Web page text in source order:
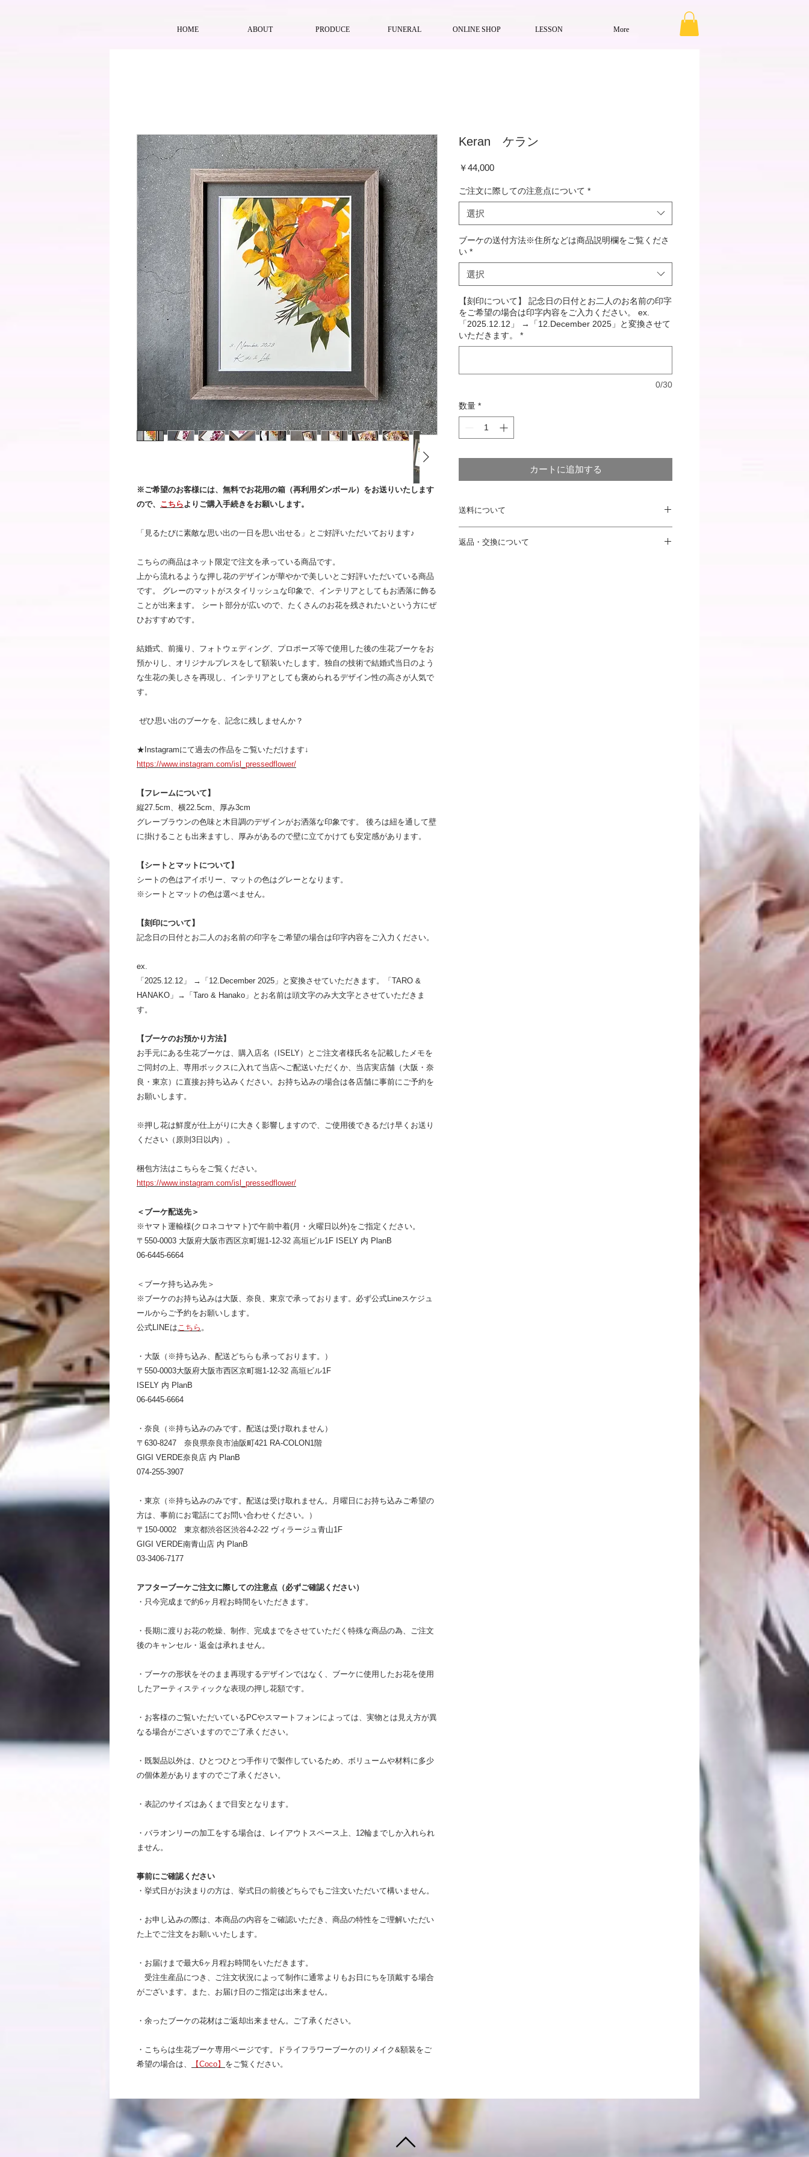
HOME ABOUT PRODUCE FUNERAL ONLINE SHOP LESSON More
​※ご希望のお客様には、無料でお花用の箱（再利用ダンボール）をお送りいたします
ので、 こちら よりご購入手続きをお願いします。
「見るたびに素敵な思い出の一日を思い出せる」とご好評いただいております♪
こちらの商品はネット限定で注文を承っている商品です。
上から流れるような押し花のデザインが華やかで美しいとご好評いただいている商品
です。 グレーのマットがスタイリッシュな印象で、インテリアとしてもお洒落に飾る
ことが出来ます。 シート部分が広いので、たくさんのお花を残されたいという方にぜ
ひおすすめです。
結婚式、前撮り、フォトウェディング、プロポーズ等で使用した後の生花ブーケをお
預かりし、オリジナルプレスをして額装いたします。独自の技術で結婚式当日のよう
な生花の美しさを再現し、インテリアとしても褒められるデザイン性の高さが人気で
す。
ぜひ思い出のブーケを、記念に残しませんか？
★Instagramにて過去の作品をご覧いただけます↓
https://www.instagram.com/isl_pressedflower/
【フレームについて】
縦27.5cm、横22.5cm、厚み3cm
グレーブラウンの色味と木目調のデザインがお洒落な印象です。 後ろは紐を通して壁
に掛けることも出来ますし、厚みがあるので壁に立てかけても安定感があります。
【シートとマットについて】
シートの色はアイボリー、マットの色はグレーとなります。
※シートとマットの色は選べません。
【刻印について】
記念日の日付とお二人のお名前の印字をご希望の場合は印字内容をご入力ください。
ex.
「2025.12.12」 →「12.December 2025」と変換させていただきます。「TARO &
HANAKO」→「Taro & Hanako」とお名前は頭文字のみ大文字とさせていただきま
す。
【ブーケのお預かり方法】
お手元にある生花ブーケは、購入店名（ISELY）とご注文者様氏名を記載したメモを
ご同封の上、専用ボックスに入れて当店へご配送いただくか、当店実店舗（大阪・奈
良・東京）に直接お持ち込みください。お持ち込みの場合は各店舗に事前にご予約を
お願いします。
※押し花は鮮度が仕上がりに大きく影響しますので、ご使用後できるだけ早くお送り
ください（原則3日以内）。
梱包方法はこちらをご覧ください。
https://www.instagram.com/isl_pressedflower/
＜ブーケ配送先＞
※ヤマト運輸様(クロネコヤマト)で午前中着(月・火曜日以外)をご指定ください。
〒550-0003 大阪府大阪市西区京町堀1-12-32 高垣ビル1F ISELY 内 PlanB
06-6445-6664
＜ブーケ持ち込み先＞
※ブーケのお持ち込みは大阪、奈良、東京で承っております。必ず公式Lineスケジュ
ールからご予約をお願いします。
公式LINEは こちら 。
・大阪（※持ち込み、配送どちらも承っております。）
〒550-0003大阪府大阪市西区京町堀1-12-32 高垣ビル1F
ISELY 内 PlanB
06-6445-6664
・奈良（※持ち込みのみです。配送は受け取れません）
〒630-8247 奈良県奈良市油阪町421 RA-COLON1階
GIGI VERDE奈良店 内 PlanB
074-255-3907
・東京（※持ち込みのみです。配送は受け取れません。月曜日にお持ち込みご希望の
方は、事前にお電話にてお問い合わせください。）
〒150-0002 東京都渋谷区渋谷4-2-22 ヴィラージュ青山1F
GIGI VERDE南青山店 内 PlanB
03-3406-7177
アフターブーケご注文に際しての注意点（必ずご確認ください）
・只今完成まで約6ヶ月程お時間をいただきます。
・長期に渡りお花の乾燥、制作、完成までをさせていただく特殊な商品の為、ご注文
後のキャンセル・返金は承れません。
・ブーケの形状をそのまま再現するデザインではなく、ブーケに使用したお花を使用
したアーティスティックな表現の押し花額です。
・お客様のご覧いただいているPCやスマートフォンによっては、実物とは見え方が異
なる場合がございますのでご了承ください。
・既製品以外は、ひとつひとつ手作りで製作しているため、ボリュームや材料に多少
の個体差がありますのでご了承ください。
・表記のサイズはあくまで目安となります。
・バラオンリーの加工をする場合は、レイアウトスペース上、12輪までしか入れられ
ません。
事前にご確認ください
・挙式日がお決まりの方は、挙式日の前後どちらでもご注文いただいて構いません。
・お申し込みの際は、本商品の内容をご確認いただき、商品の特性をご理解いただい
た上でご注文をお願いいたします。
・お届けまで最大6ヶ月程お時間をいただきます。
受注生産品につき、ご注文状況によって制作に通常よりもお日にちを頂戴する場合
がございます。また、お届け日のご指定は出来ません。
・余ったブーケの花材はご返却出来ません。ご了承ください。
・こちらは生花ブーケ専用ページです。ドライフラワーブーケのリメイク&額装をご
希望の場合は、
【Coco】 をご覧ください。
Keran ケラン
￥44,000価
ご注文に際しての注意点について *
選択
ブーケの送付方法※住所などは商品説明欄をご覧くださ
い *
選択
【刻印について】 記念日の日付とお二人のお名前の印字
をご希望の場合は印字内容をご入力ください。 ex.
「2025.12.12」 →「12.December 2025」と変換させて
いただきます。
*
0/30
数量 *
カートに追加する
送料について
ご注文いただいた商品は、1配送ごとに配送料がかかり
返品・交換について